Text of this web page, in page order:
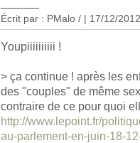
Écrit par : PMalo / | 17/12/2012
Youpiiiiiiiiii !
> ça continue ! après les
des "couples" de même
contraire de ce pour quoi
http://www.lepoint.fr/
au-parlement-en-juin-18-